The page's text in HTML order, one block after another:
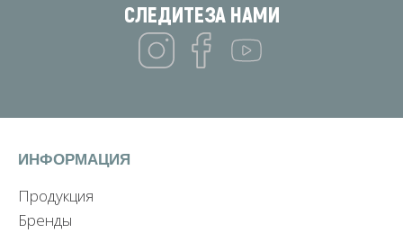
СЛЕДИТЕЗА НАМИ
ИНФОРМАЦИЯ
Продукция
Бренды